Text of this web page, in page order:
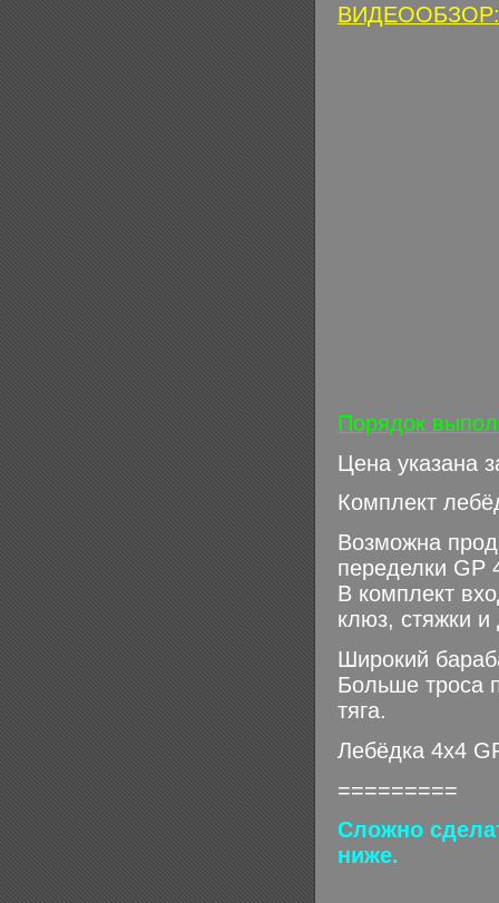
ВИДЕООБЗОР:
Порядок
Цена указана
Комплект
Возможна
переделки GP
В комплект
клюз, стяжки
Широкий
Больше троса
тяга.
Лебёдка 4x4
=========
Сложно
ниже.